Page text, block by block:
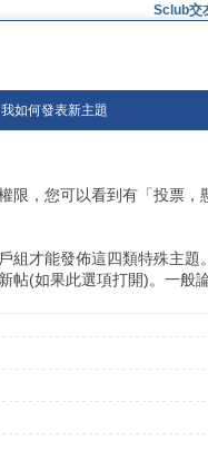
Sclub交
如何發表新主題
限，您可以看到有「投票
組才能發佈這四類特殊主
帖(如果此選項打開)。一般